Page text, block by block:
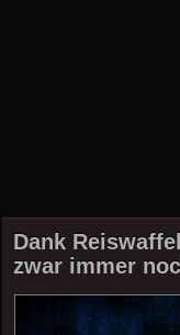
Dank
zwar immer